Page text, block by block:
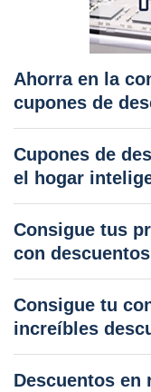
Ahorra en la
cupones de
Cupones de
el hogar
Consigue tus
con
Consigue tu
increíbles
Descuentos